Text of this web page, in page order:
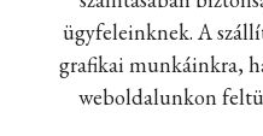
ügyfeleinknek. A
grafikai munkáinkra,
weboldalunkon